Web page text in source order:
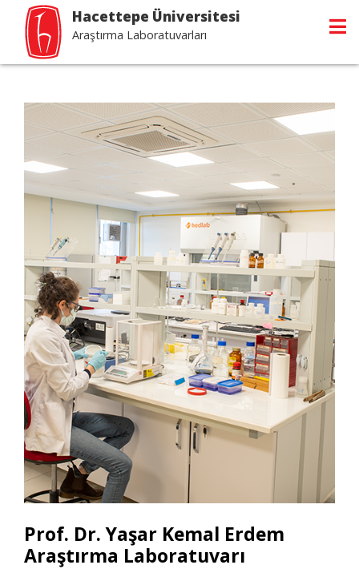
Hacettepe Üniversitesi
Araştırma Laboratuvarları
Prof. Dr. Yaşar Kemal Erdem
Araştırma Laboratuvarı